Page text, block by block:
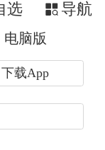
度，需要
算力”，按
选 导航
电脑版
下载App